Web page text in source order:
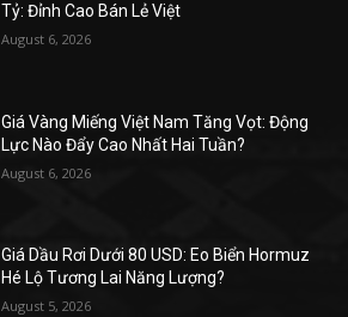
Tỷ: Đỉnh Cao Bán Lẻ Việt
August 6, 2026
Giá Vàng Miếng Việt Nam Tăng Vọt: Động
Lực Nào Đẩy Cao Nhất Hai Tuần?
August 6, 2026
Giá Dầu Rơi Dưới 80 USD: Eo Biển Hormuz
Hé Lộ Tương Lai Năng Lượng?
August 5, 2026